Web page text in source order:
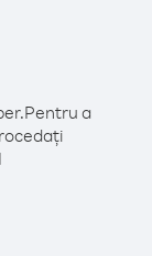
Pentru a